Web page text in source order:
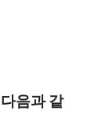
음과 같